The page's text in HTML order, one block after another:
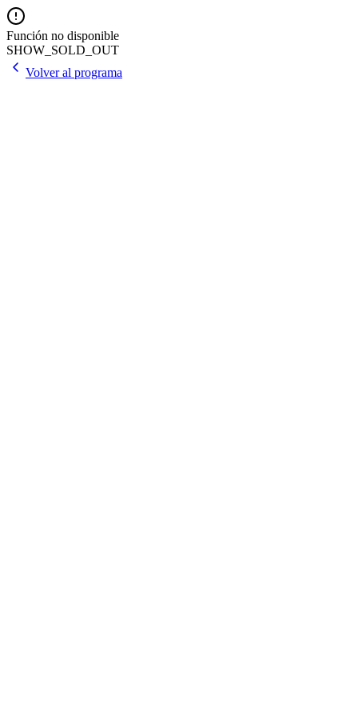
Función no disponible
SHOW_SOLD_OUT
Volver al programa